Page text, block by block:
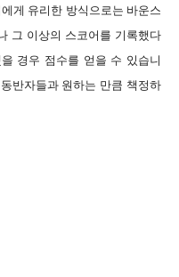
게 유리한 방식으로는 바운스
그 이상의 스코어를 기록했다
경우 점수를 얻을 수 있습니
반자들과 원하는 만큼 책정하